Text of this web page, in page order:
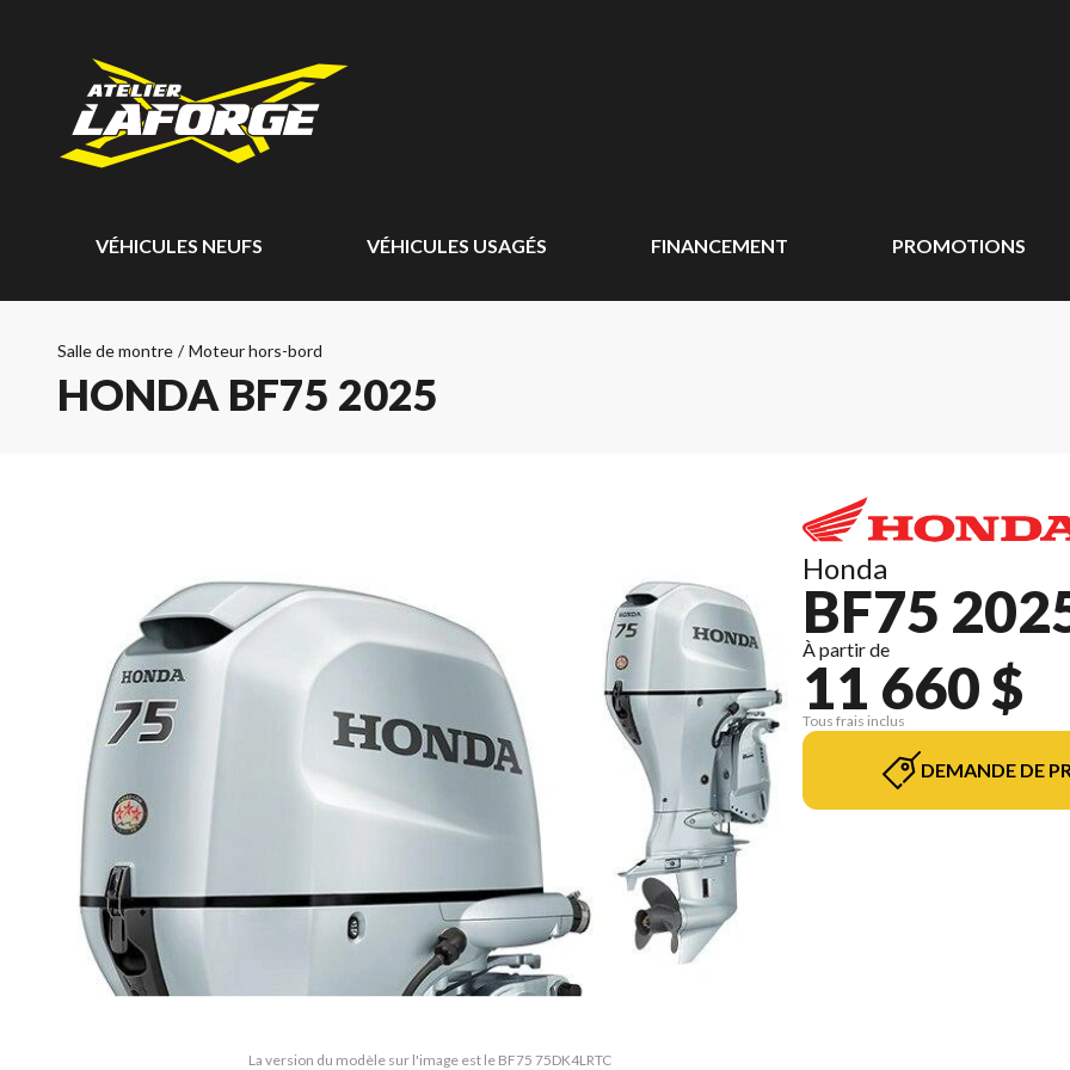
VÉHICULES NEUFS VÉHICULES USAGÉS FINANCEMENT PROMOTIONS
Salle de montre / Moteur hors-bord
HONDA BF75 2025
La version du modèle sur l'image est le BF75 75DK4LRTC
Honda
BF75
À partir de
11 660 $
Tous frais inclus
DEMANDE DE